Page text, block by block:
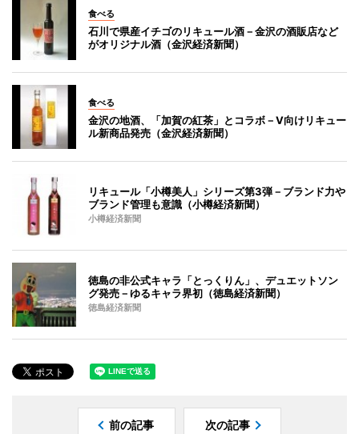
食べる
石川で県産イチゴのリキュール酒－金沢の酒販店など
がオリジナル酒（金沢経済新聞）
食べる
金沢の地酒、「加賀の紅茶」とコラボ－V向けリキュー
ル新商品発売（金沢経済新聞）
リキュール「小樽美人」シリーズ第3弾－ブランド力や
ブランド管理も意識（小樽経済新聞）
小樽経済新聞
徳島の非公式キャラ「とっくりん」、デュエットソン
グ発売－ゆるキャラ界初（徳島経済新聞）
徳島経済新聞
前の記事 次の記事